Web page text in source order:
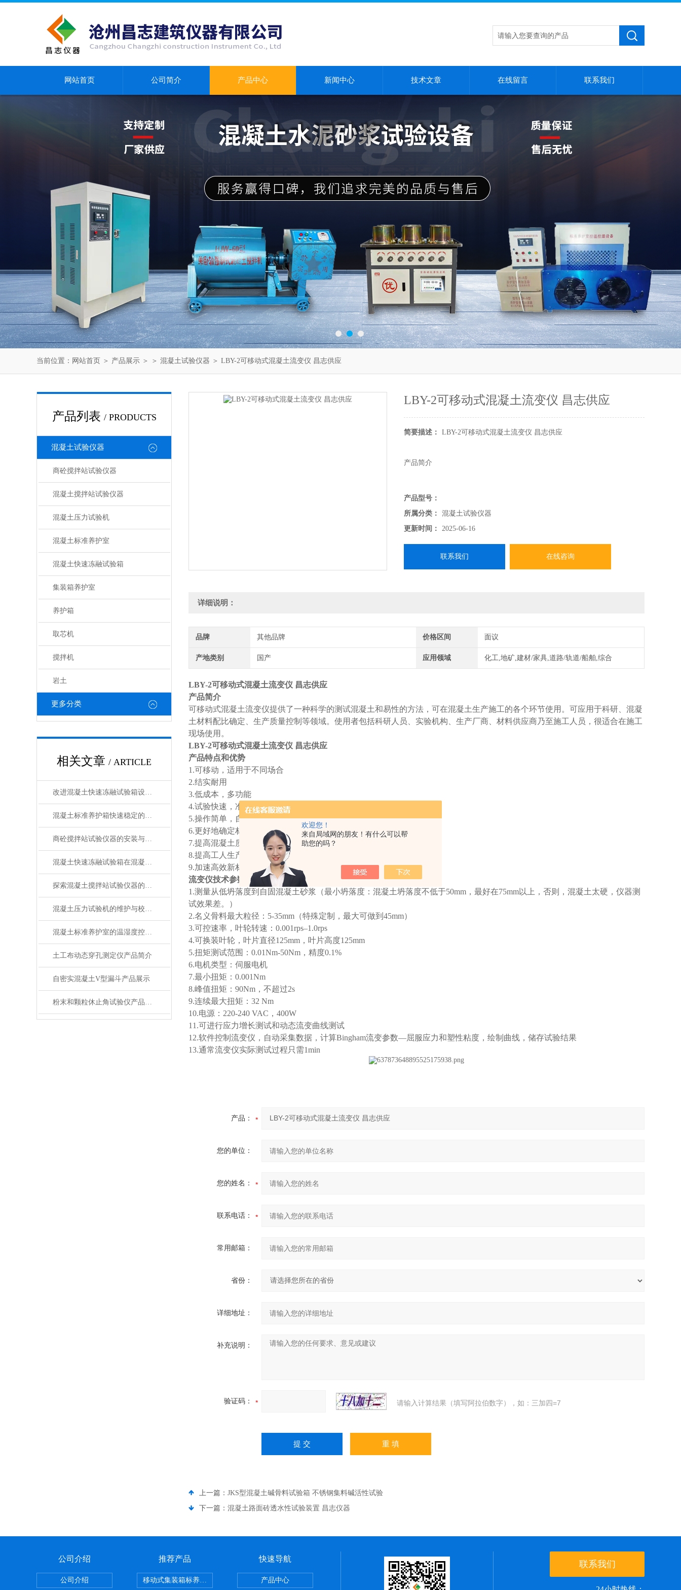
欢迎您！
来自局域网的朋友！有什么可以帮
助您的吗？
网站首页 公司简介 产品中心 新闻中心 技术文章 在线留言 联系我们
当前位置： 网站首页 ＞ 产品展示 ＞ ＞ 混凝土试验仪器 ＞ LBY-2可移动式混凝土流变仪 昌志供应
产品列表 / PRODUCTS
混凝土试验仪器
商砼搅拌站试验仪器
混凝土搅拌站试验仪器
混凝土压力试验机
混凝土标准养护室
混凝土快速冻融试验箱
集装箱养护室
养护箱
取芯机
搅拌机
岩土
更多分类
相关文章 / ARTICLE
改进混凝土快速冻融试验箱设计以增强其性能的方法
混凝土标准养护箱快速稳定的温湿度调节，确保标准化养护
商砼搅拌站试验仪器的安装与操作技巧
混凝土快速冻融试验箱在混凝土行业中的重要作用与应用领域说明
探索混凝土搅拌站试验仪器的种类与功能
混凝土压力试验机的维护与校准方法是怎样的？
混凝土标准养护室的温湿度控制技术详解
土工布动态穿孔测定仪产品简介
自密实混凝土V型漏斗产品展示
粉末和颗粒休止角试验仪产品展示
LBY-2可移动式混凝土流变仪 昌志供应
简要描述： LBY-2可移动式混凝土流变仪 昌志供应
产品简介
可移动式混凝土流变仪提供了一种科学的测试混凝土和易性的方法，可在混
凝土生产施工的各个环节使用。可应用于科研、混凝土材料配比确定、生产
质量控制等领域。使用者包括科研人员、实验机构、生产厂商、材料供应商
产品型号：
所属分类：
混凝土试验仪器
更新时间：
2025-06-16
联系我们 在线咨询
详细说明：
品牌 其他品牌 价格区间 面议
产地类别 国产 应用领域 化工,地矿,建材/家具,道路/轨道/船舶,综合
LBY-2可移动式混凝土流变仪 昌志供应
产品简介
可移动式混凝土流变仪提供了一种科学的测试混凝土和易性的方法，可在混凝土生产施工的各个环节使用。可应用于科研、混凝
土材料配比确定、生产质量控制等领域。使用者包括科研人员、实验机构、生产厂商、材料供应商乃至施工人员，很适合在施工
现场使用。
LBY-2可移动式混凝土流变仪 昌志供应
产品特点和优势
1.可移动，适用于不同场合
2.结实耐用
3.低成本，多功能
4.试验快速，准确
5.操作简单，自动化
6.更好地确定材料和易性
7.提高混凝土质量和性能
8.提高工人生产效率
9.加速高效新材料的推广使用
流变仪技术参数
1.测量从低坍落度到自固混凝土砂浆（最小坍落度：混凝土坍落度不低于50mm，最好在75mm以上，否则，混凝土太硬，仪器测
试效果差。）
2.名义骨料最大粒径：5-35mm（特殊定制，最大可做到45mm）
3.可控速率，叶轮转速：0.001rps–1.0rps
4.可换装叶轮，叶片直径125mm，叶片高度125mm
5.扭矩测试范围：0.01Nm-50Nm，精度0.1%
6.电机类型：伺服电机
7.最小扭矩：0.001Nm
8.峰值扭矩：90Nm，不超过2s
9.连续最大扭矩：32 Nm
10.电源：220-240 VAC，400W
11.可进行应力增长测试和动态流变曲线测试
12.软件控制流变仪，自动采集数据，计算Bingham流变参数—屈服应力和塑性粘度，绘制曲线，储存试验结果
13.通常流变仪实际测试过程只需1min
产品：
您的单位：
您的姓名：
联系电话：
常用邮箱：
省份：
详细地址：
补充说明：
验证码： 请输入计算结果（填写阿拉伯数字），如：三加四=7
上一篇： JKS型混凝土碱骨料试验箱 不锈钢集料碱活性试验
下一篇： 混凝土路面砖透水性试验装置 昌志仪器
公司介绍
公司介绍
推荐产品
移动式集装箱标养室 养护室设备
快速导航
产品中心
联系我们